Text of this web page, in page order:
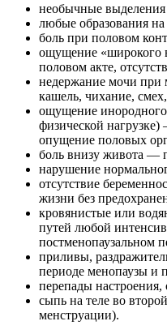
необычные
любые образования
боль при половом
ощущение «широкого
половом акте,
недержание мочи
кашель, чихание,
ощущение инородного
физической
опущение половых
боль внизу живота —
нарушение
отсутствие
жизни без
кровянистые или
путей любой
постменопаузальном
приливы,
периоде менопаузы и
перепады
сыпь на теле во
менструации).